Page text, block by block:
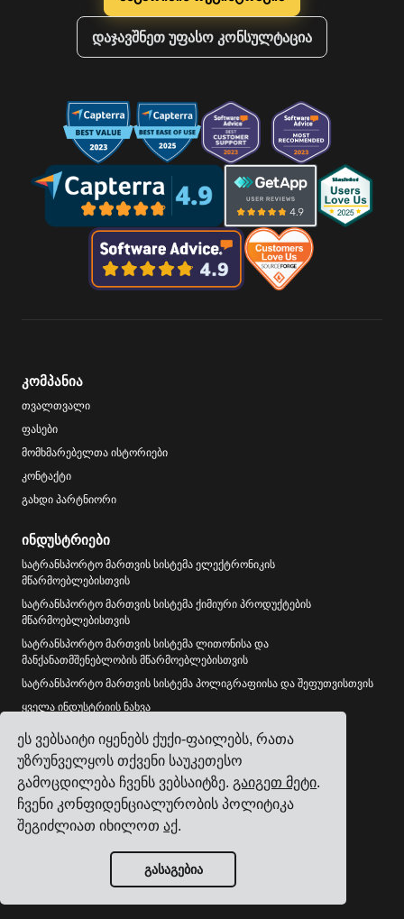
ეს ვებსაიტი იყენებს ქუქი-ფაილებს, რათა
უზრუნველყოს თქვენი საუკეთესო
გამოცდილება ჩვენს ვებსაიტზე. გაიგეთ მეტი.
ჩვენი კონფიდენციალურობის პოლიტიკა
შეგიძლიათ იხილოთაქ.
გასაგებია
დაჯავშნეთ უფასო კონსულტაცია
კომპანია
თვალთვალი
ფასები
მომხმარებელთა ისტორიები
კონტაქტი
გახდი პარტნიორი
ინდუსტრიები
სატრანსპორტო მართვის სისტემა ელექტრონიკის
მწარმოებლებისთვის
სატრანსპორტო მართვის სისტემა ქიმიური პროდუქტების
მწარმოებლებისთვის
სატრანსპორტო მართვის სისტემა ლითონისა და
მანქანათმშენებლობის მწარმოებლებისთვის
სატრანსპორტო მართვის სისტემა პოლიგრაფიისა და შეფუთვისთვის
ყველა ინდუსტრიის ნახვა
რესურსები
ბლოგი
რეფერენსები
გადამზიდავების ინტეგრაციები
ინფორმაცია გადამზიდავებისთვის